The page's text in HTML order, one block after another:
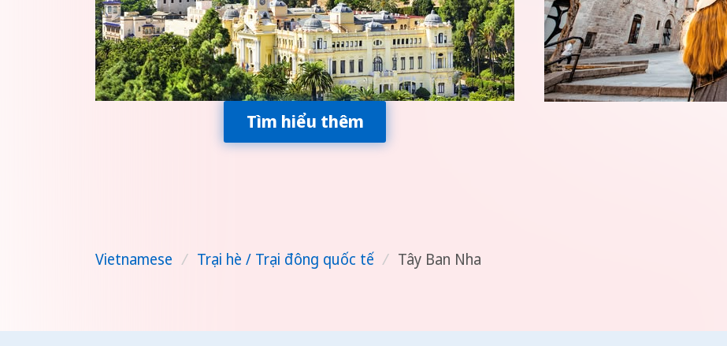
Tìm hiểu thêm
Vietnamese / Trại hè / Trại đông quốc tế / Tây Ban Nha